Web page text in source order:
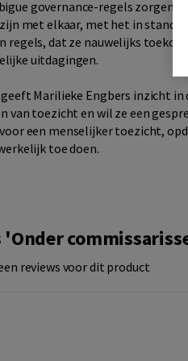
governance-regels zorgen
met elkaar, met het in stand
regels, dat ze nauwelijks
uitdagingen.
Marilieke Engbers inzicht
van toezicht en wil ze een
een menselijker toezicht,
toe doen.
'Onder
reviews voor dit product